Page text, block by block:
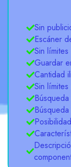
Sin
Escáner
Sin
Guardar
Cantidad
Sin